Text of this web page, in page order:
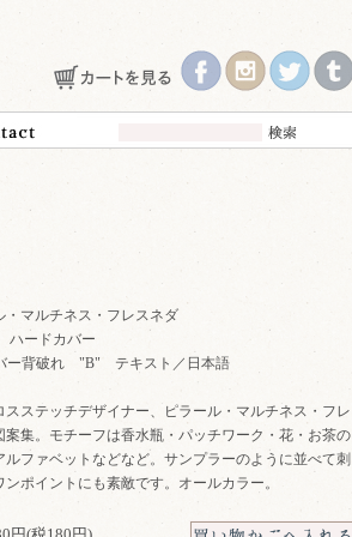
・マルチネス・フレスネダ
ハードカバー
ー背破れ "B" テキスト／日本語
スステッチデザイナー、ピラール・マルチネス・フレ
案集。モチーフは香水瓶・パッチワーク・花・お茶の
ルファベットなどなど。サンプラーのように並べて刺
ポイントにも素敵です。オールカラー。